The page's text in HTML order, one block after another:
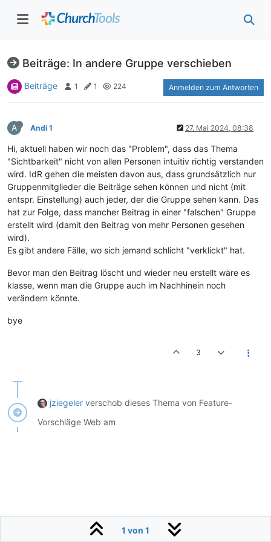
Beiträge: In andere Gruppe verschieben
Beiträge 1 1 224 Anmelden zum Antworten
A Andi 1 27. Mai 2024, 08:38
Hi, aktuell haben wir noch das "Problem", dass das Thema
"Sichtbarkeit" nicht von allen Personen intuitiv richtig verstanden
wird. IdR gehen die meisten davon aus, dass grundsätzlich nur
Gruppenmitglieder die Beiträge sehen können und nicht (mit
entspr. Einstellung) auch jeder, der die Gruppe sehen kann. Das
hat zur Folge, dass mancher Beitrag in einer "falschen" Gruppe
erstellt wird (damit den Beitrag von mehr Personen gesehen
wird).
Es gibt andere Fälle, wo sich jemand schlicht "verklickt" hat.
Bevor man den Beitrag löscht und wieder neu erstellt wäre es
klasse, wenn man die Gruppe auch im Nachhinein noch
verändern könnte.
bye
3
jziegeler verschob dieses Thema von Feature-
Vorschläge Web am
1 von 1